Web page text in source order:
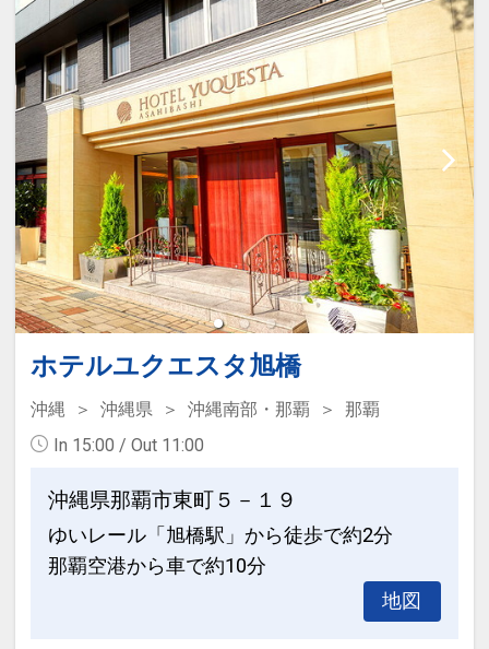
17510719
ホテルユクエスタ旭橋
沖縄 沖縄県 沖縄南部・那覇
那覇
In 15:00 / Out 11:00
沖縄県那覇市東町５－１９
ゆいレール「旭橋駅」から徒歩で約2分
那覇空港から車で約10分
地図